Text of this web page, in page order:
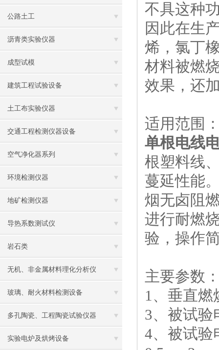
公路土工
沥青类实验仪器
成型试模
建筑工程试验设备
土工布实验仪器
交通工程检测仪器设备
空气净化器系列
环境检测仪器
地矿检测仪器
导热系数测试仪
岩石类
无机、非金属材料理化分析仪
玻璃、耐火材料检测设备
多孔陶瓷、工程陶瓷试验仪器
实验电炉及烘烤设备
不具这种
因此在生
烯，氯丁
材料被燃
效果，还
适用范围
单根电线
根塑料线
蔓延性能
烟无卤阻
进行耐燃
验，操作
主要参数
1、垂直燃
3、被试验
4、被试验